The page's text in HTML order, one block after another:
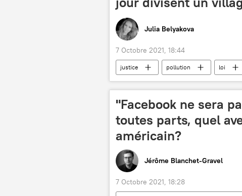
Julia Belyakova
7 Octobre 2021, 18:44
justice pollution loi
village
cloches France
"Facebook ne sera
toutes parts, quel
américain?
Jérôme Blanchet-Gravel
7 Octobre 2021, 18:28